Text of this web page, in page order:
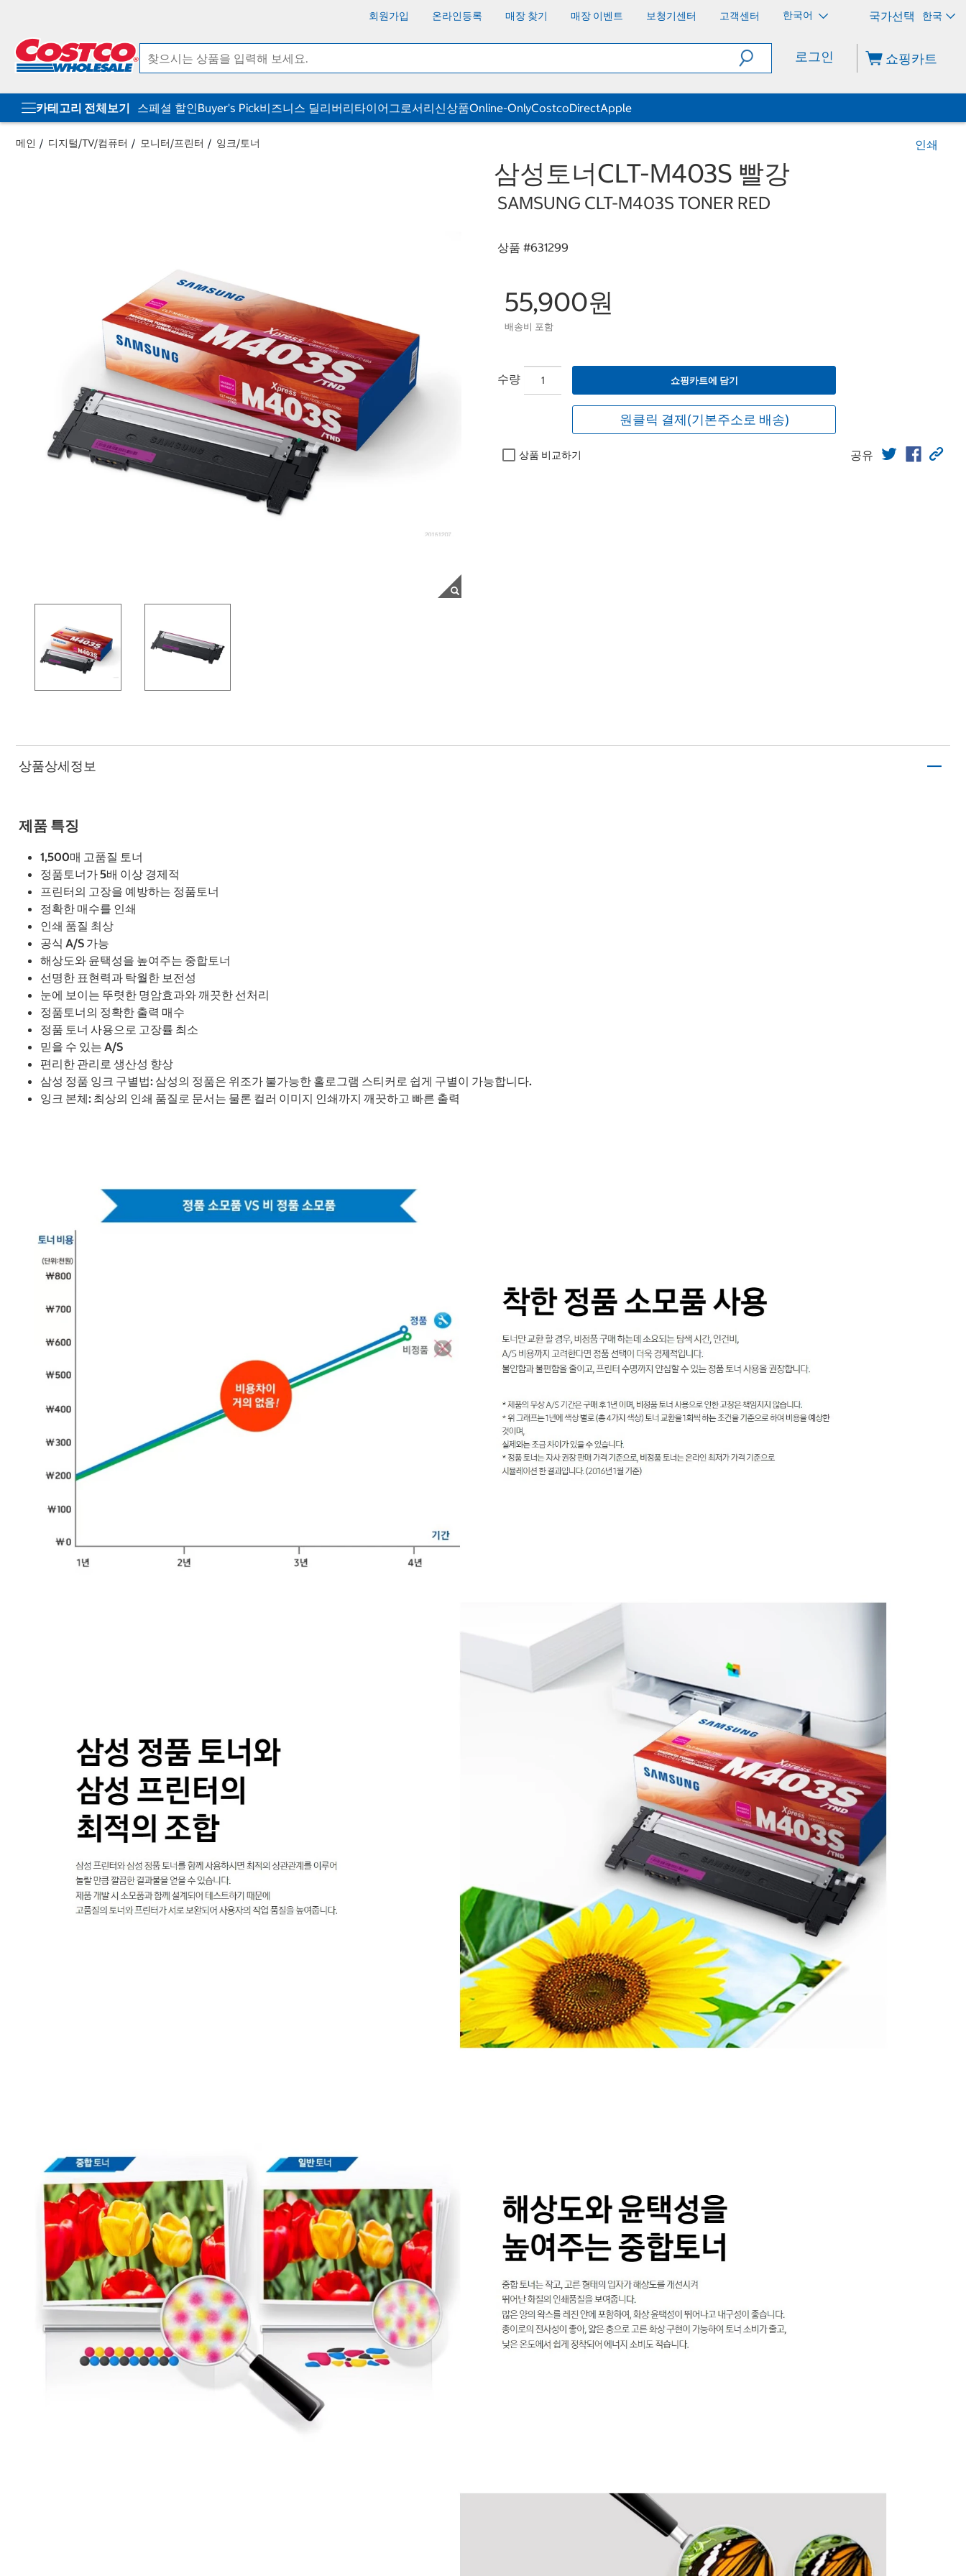
회원가입 온라인등록 매장 찾기 매장 이벤트 보청기센터 고객센터 한국어 한국
로그인 쇼핑카트
카테고리 전체보기 스페셜 할인Buyer's Pick비즈니스 딜리버리타이어그로서리신상품Online-OnlyCostcoDirectApple
메인 디지털/TV/컴퓨터 모니터/프린터 잉크/토너 인쇄
삼성토너CLT-M403S 빨강
SAMSUNG CLT-M403S TONER RED
상품 #631299
55,900원
배송비 포함
수량 쇼핑카트에 담기
원클릭 결제(기본주소로 배송)
상품 비교하기 공유
상품상세정보
제품 특징
1,500매 고품질 토너
정품토너가 5배 이상 경제적
프린터의 고장을 예방하는 정품토너
정확한 매수를 인쇄
인쇄 품질 최상
공식 A/S 가능
해상도와 윤택성을 높여주는 중합토너
선명한 표현력과 탁월한 보전성
눈에 보이는 뚜렷한 명암효과와 깨끗한 선처리
정품토너의 정확한 출력 매수
정품 토너 사용으로 고장률 최소
믿을 수 있는 A/S
편리한 관리로 생산성 향상
삼성 정품 잉크 구별법: 삼성의 정품은 위조가 불가능한 홀로그램 스티커로 쉽게 구별이 가능합니다.
잉크 본체: 최상의 인쇄 품질로 문서는 물론 컬러 이미지 인쇄까지 깨끗하고 빠른 출력